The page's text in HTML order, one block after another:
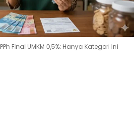
Final UMKM 0,5%: Hanya Kategori Ini